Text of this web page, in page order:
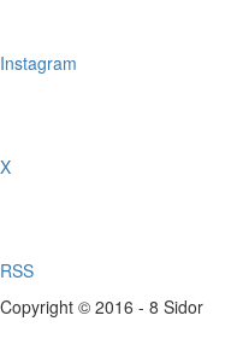
Instagram
X
RSS
Copyright © 2016 - 8 Sidor